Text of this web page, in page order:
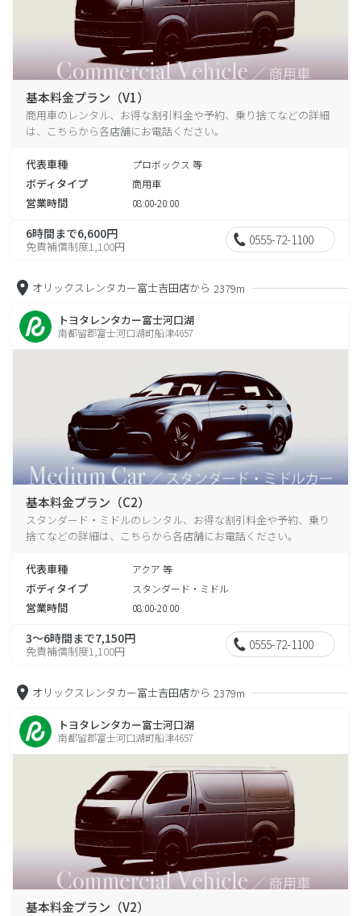
基本料金プラン（V1）
商用車のレンタル、お得な割引料金や予約、乗り捨てなどの詳細
は、こちらから各店舗にお電話ください。
代表車種 プロボックス 等
ボディタイプ 商用車
営業時間 08:00-20:00
6時間まで6,600円
免責補償制度1,100円 0555-72-1100
オリックスレンタカー富士吉田店から 2379m
トヨタレンタカー富士河口湖
南都留郡富士河口湖町船津4657
基本料金プラン（C2）
スタンダード・ミドルのレンタル、お得な割引料金や予約、乗り
捨てなどの詳細は、こちらから各店舗にお電話ください。
代表車種 アクア 等
ボディタイプ スタンダード・ミドル
営業時間 08:00-20:00
3～6時間まで7,150円
免責補償制度1,100円 0555-72-1100
オリックスレンタカー富士吉田店から 2379m
トヨタレンタカー富士河口湖
南都留郡富士河口湖町船津4657
基本料金プラン（V2）